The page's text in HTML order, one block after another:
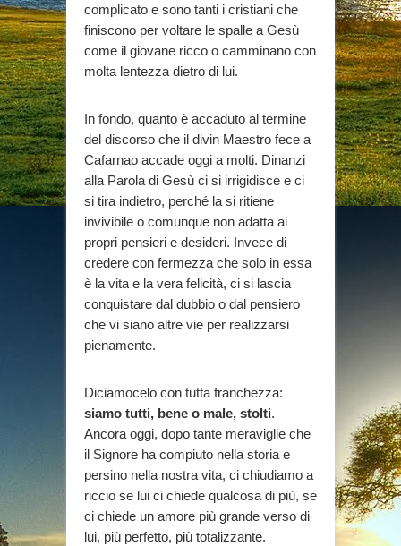
complicato e sono tanti i cristiani che
finiscono per voltare le spalle a Gesù
come il giovane ricco o camminano con
molta lentezza dietro di lui.
In fondo, quanto è accaduto al termine
del discorso che il divin Maestro fece a
Cafarnao accade oggi a molti. Dinanzi
alla Parola di Gesù ci si irrigidisce e ci
si tira indietro, perché la si ritiene
invivibile o comunque non adatta ai
propri pensieri e desideri. Invece di
credere con fermezza che solo in essa
è la vita e la vera felicità, ci si lascia
conquistare dal dubbio o dal pensiero
che vi siano altre vie per realizzarsi
pienamente.
Diciamocelo con tutta franchezza:
siamo tutti, bene o male, stolti.
Ancora oggi, dopo tante meraviglie che
il Signore ha compiuto nella storia e
persino nella nostra vita, ci chiudiamo a
riccio se lui ci chiede qualcosa di più, se
ci chiede un amore più grande verso di
lui, più perfetto, più totalizzante.